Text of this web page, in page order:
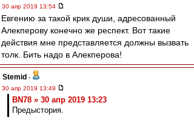
30 апр 2019 13:54
Евгению за такой крик души, адресованный
Алекперову конечно же респект. Вот такие
действия мне представляется должны вызвать
толк. Бить надо в Алекперова!
Stemid -
30 апр 2019 13:49
BN78 » 30 апр 2019 13:23
Предыстория.